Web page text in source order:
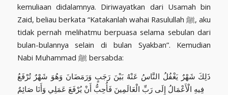
kemuliaan didalamnya. Diriwayatkan dari Usamah bin
Zaid, beliau berkata “Katakanlah wahai Rasulullah ﷺ, aku
tidak pernah melihatmu berpuasa selama sebulan dari
bulan-bulannya selain di bulan Syakban”. Kemudian
Nabi Muhammad ﷺ bersabda:
ذَلِكَ شَهْرٌ يَغْفُلُ النَّاسُ عَنْهُ بَيْنَ رَجَبٍ وَرَمَضَانَ وَهُوَ شَهْرٌ تُرْفَعُ
فِيهِ الْأَعْمَالُ إِلَى رَبِّ الْعَالَمِينَ فَأُحِبُّ أَنْ يُرْفَعَ عَمَلِي وَأَنَا صَائِمٌ